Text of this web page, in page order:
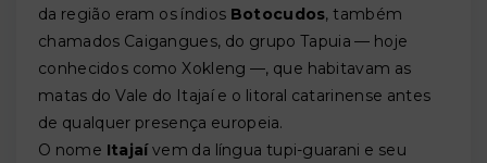
da região eram os índios Botocudos, também
chamados Caigangues, do grupo Tapuia — hoje
conhecidos como Xokleng —, que habitavam as
matas do Vale do Itajaí e o litoral catarinense antes
de qualquer presença europeia.
O nome Itajaívem da língua tupi-guarani e seu